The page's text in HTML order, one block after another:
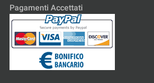
Pagamenti Accettati